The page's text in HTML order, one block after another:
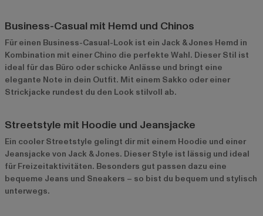
Business-Casual mit Hemd und Chinos
Für einen Business-Casual-Look ist ein Jack & Jones Hemd in
Kombination mit einer Chino die perfekte Wahl. Dieser Stil ist
ideal für das Büro oder schicke Anlässe und bringt eine
elegante Note in dein Outfit. Mit einem Sakko oder einer
Strickjacke rundest du den Look stilvoll ab.
Streetstyle mit Hoodie und Jeansjacke
Ein cooler Streetstyle gelingt dir mit einem Hoodie und einer
Jeansjacke von Jack & Jones. Dieser Style ist lässig und ideal
für Freizeitaktivitäten. Besonders gut passen dazu eine
bequeme Jeans und Sneakers – so bist du bequem und stylisch
unterwegs.